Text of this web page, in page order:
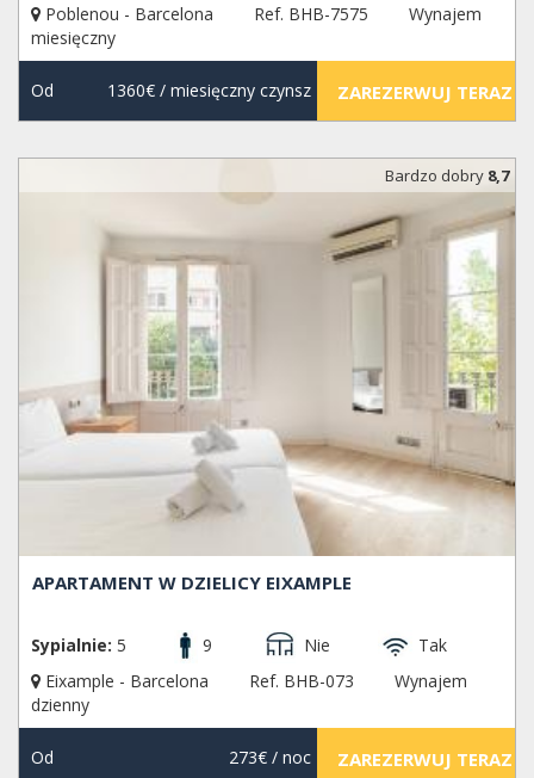
Poblenou - Barcelona
Ref. BHB-7575
Wynajem
miesięczny
Od 1360€/ miesięczny czynsz ZAREZERWUJ TERAZ
Bardzo dobry 8,7
APARTAMENT W DZIELICY EIXAMPLE
Sypialnie: 5 9 Nie
Tak
Eixample - Barcelona
Ref. BHB-073
Wynajem
dzienny
Od 273€/ noc ZAREZERWUJ TERAZ